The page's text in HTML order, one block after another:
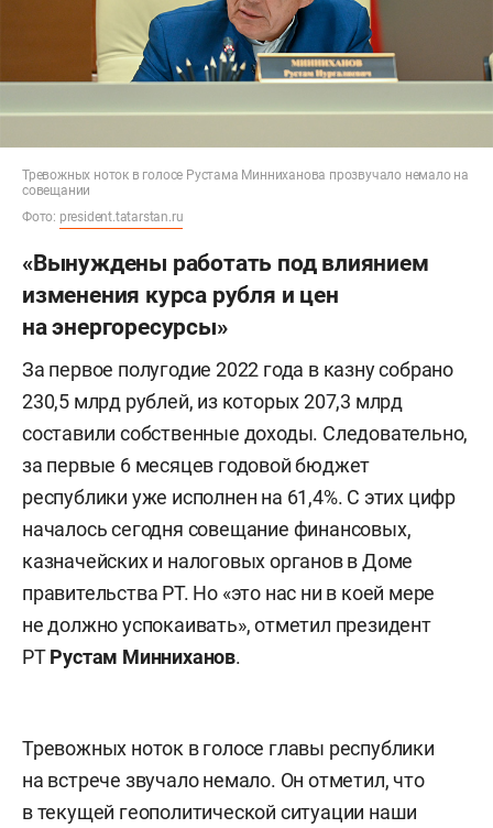
Тревожных ноток в голосе Рустама Минниханова прозвучало немало на
совещании
Фото: president.tatarstan.ru
«Вынуждены работать под влиянием
изменения курса рубля и цен
на энергоресурсы»
За первое полугодие 2022 года в казну собрано
230,5 млрд рублей, из которых 207,3 млрд
составили собственные доходы. Следовательно,
за первые 6 месяцев годовой бюджет
республики уже исполнен на 61,4%. С этих цифр
началось сегодня совещание финансовых,
казначейских и налоговых органов в Доме
правительства РТ. Но «это нас ни в коей мере
не должно успокаивать», отметил президент
РТРустам Минниханов.
Тревожных ноток в голосе главы республики
на встрече звучало немало. Он отметил, что
в текущей геополитической ситуации наши